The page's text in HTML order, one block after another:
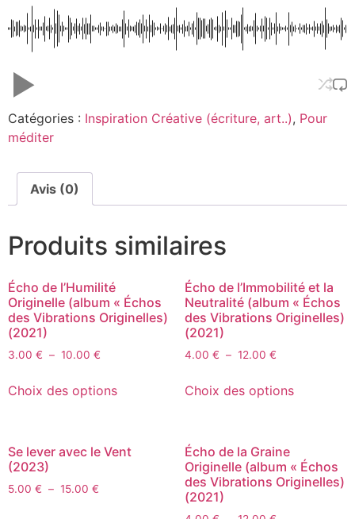
Catégories : Inspiration Créative (écriture, art..), Pour
méditer
Avis (0)
Produits similaires
Écho de l’Humilité
Originelle (album « Échos
des Vibrations Originelles)
(2021)
3.00 € – 10.00 €
Choix des options
Écho de l’Immobilité et la
Neutralité (album « Échos
des Vibrations Originelles)
(2021)
4.00 € – 12.00 €
Choix des options
Se lever avec le Vent
(2023)
5.00 € – 15.00 €
Écho de la Graine
Originelle (album « Échos
des Vibrations Originelles)
(2021)